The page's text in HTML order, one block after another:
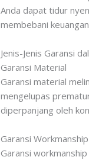
Anda dapat tidur
membebani
Jenis-Jenis Garansi
Garansi Material
Garansi material
mengelupas
diperpanjang oleh
Garansi Workmanship
Garansi